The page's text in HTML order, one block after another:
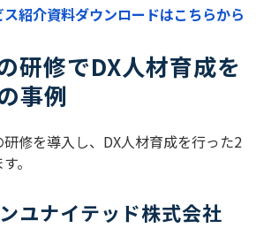
紹介資料ダウンロードはこちらから
研修でDX人材育成を
事例
修を導入し、 DX人材育成を行った2
。
ユナイテッド株式会社